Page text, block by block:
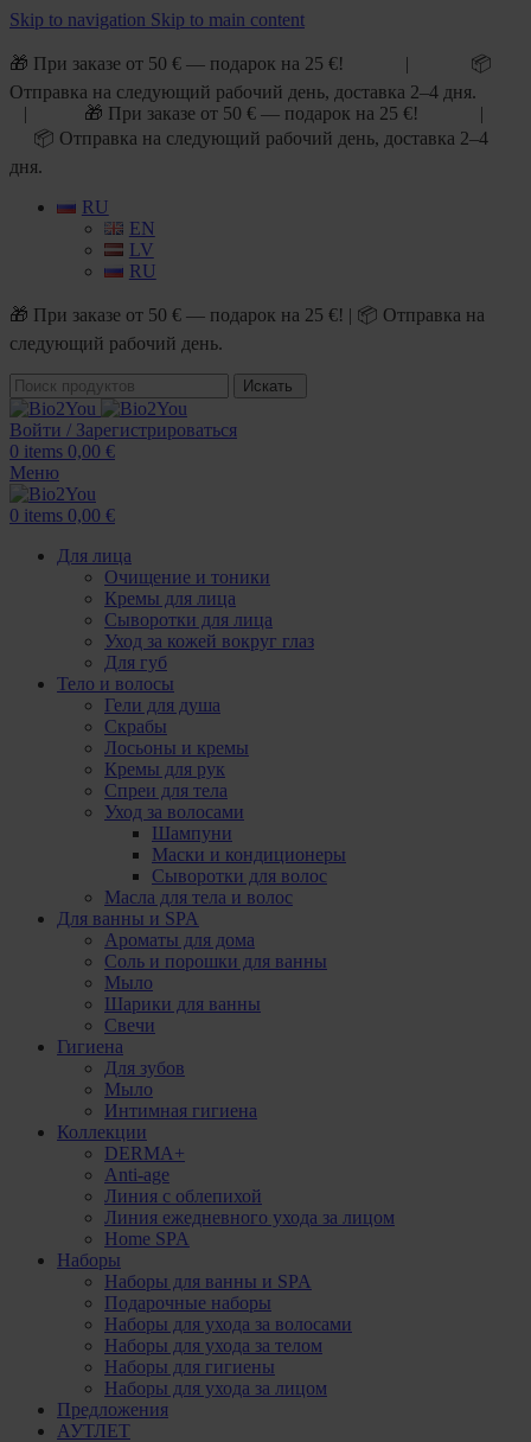
Skip to navigation Skip to main content
🎁 При заказе от 50 € — подарок на 25 €! | 📦
Отправка на следующий рабочий день, доставка 2–4 дня.
| 🎁 При заказе от 50 € — подарок на 25 €! |
📦 Отправка на следующий рабочий день, доставка 2–4
дня.
RU
EN
LV
RU
🎁 При заказе от 50 € — подарок на 25 €! | 📦 Отправка на
следующий рабочий день.
Искать
Войти / Зарегистрироваться
0 items 0,00 €
Меню
0 items 0,00 €
Для лица
Очищение и тоники
Кремы для лица
Сыворотки для лица
Уход за кожей вокруг глаз
Для губ
Тело и волосы
Гели для душа
Скрабы
Лосьоны и кремы
Кремы для рук
Спреи для тела
Уход за волосами
Шампуни
Маски и кондиционеры
Сыворотки для волос
Масла для тела и волос
Для ванны и SPA
Ароматы для дома
Соль и порошки для ванны
Мыло
Шарики для ванны
Свечи
Гигиена
Для зубов
Мыло
Интимная гигиена
Коллекции
DERMA+
Anti-age
Линия с облепихой
Линия ежедневного ухода за лицом
Home SPA
Наборы
Наборы для ванны и SPA
Подарочные наборы
Наборы для ухода за волосами
Наборы для ухода за телом
Наборы для гигиены
Наборы для ухода за лицом
Предложения
АУТЛЕТ